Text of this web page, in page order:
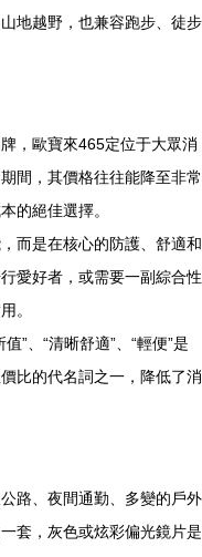
地越野，也兼容跑步、徒步
，歐寶來465定位于大眾消
間，其價格往往能降至非常
的絕佳選擇。
而是在核心的防護、舒適和
愛好者，或需要一副綜合性
。
”、“清晰舒適”、“輕便”是
比的代名詞之一，降低了消
路、夜間通勤、多變的戶外
套，灰色或炫彩偏光鏡片是